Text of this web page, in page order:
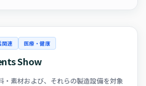
関連 医療・健康
Show
・素材および、それらの製造設備を対象